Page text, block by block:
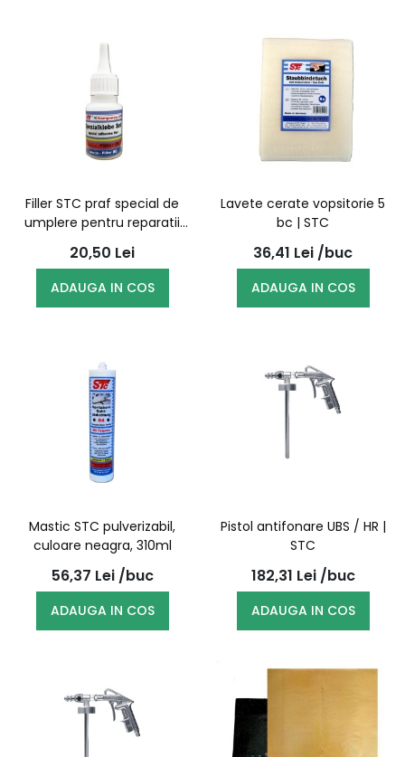
Filler STC praf special de
umplere pentru reparatii
plastic 20ml
20,50 Lei
ADAUGA IN COS
Lavete cerate vopsitorie 5
bc | STC
36,41 Lei /buc
ADAUGA IN COS
Mastic STC pulverizabil,
culoare neagra, 310ml
56,37 Lei /buc
ADAUGA IN COS
Pistol antifonare UBS / HR |
STC
182,31 Lei /buc
ADAUGA IN COS